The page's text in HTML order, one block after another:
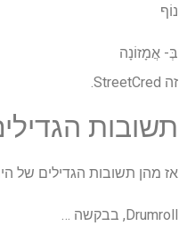
נוֹף
בְּ- אֲמָזוֹנָה
זה StreetCred.
תשובות
אז מהן תשובות הגדילים של היום
Drumroll, בבקשה …